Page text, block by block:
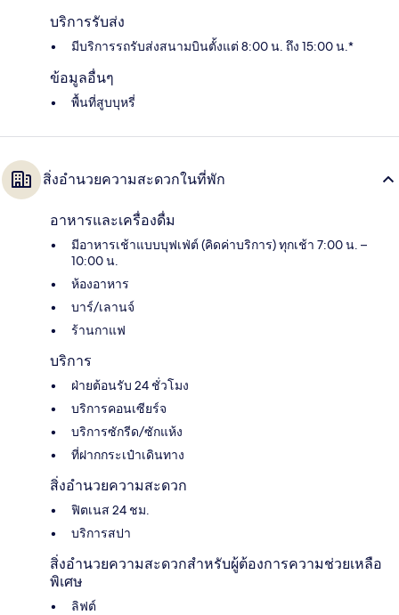
บริการรับส่ง
มีบริการรถรับส่งสนามบินตั้งแต่ 8:00 น. ถึง 15:00 น.*
ข้อมูลอื่นๆ
พื้นที่สูบบุหรี่
สิ่งอำนวยความสะดวกในที่พัก
อาหารและเครื่องดื่ม
มีอาหารเช้าแบบบุฟเฟ่ต์ (คิดค่าบริการ) ทุกเช้า 7:00 น. –
10:00 น.
ห้องอาหาร
บาร์/เลานจ์
ร้านกาแฟ
บริการ
ฝ่ายต้อนรับ 24 ชั่วโมง
บริการคอนเซียร์จ
บริการซักรีด/ซักแห้ง
ที่ฝากกระเป๋าเดินทาง
สิ่งอำนวยความสะดวก
ฟิตเนส 24 ชม.
บริการสปา
สิ่งอำนวยความสะดวกสำหรับผู้ต้องการความช่วยเหลือ
พิเศษ
ลิฟต์